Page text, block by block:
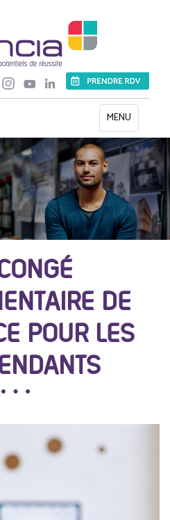
Toggle
navigation
MENU
DE
POUR LES